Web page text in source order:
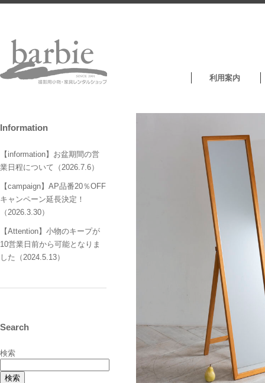
利用案内
Information
【information】お盆期間の営
業日程について（2026.7.6）
【campaign】AP品番20％OFF
キャンペーン延長決定！
（2026.3.30）
【Attention】小物のキープが
10営業日前から可能となりま
した（2024.5.13）
Search
検索
検索